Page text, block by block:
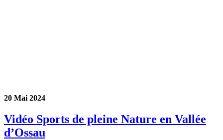
20 Mai 2024
Vidéo Sports de pleine Nature en Vallée
d’Ossau